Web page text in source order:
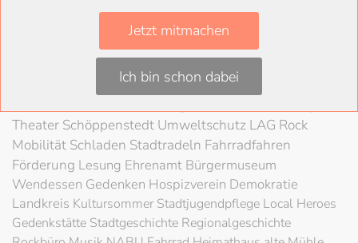
WolfenbüttelLessingtheaterAusstellung
Herzog August BibliothekNachhaltigkeit
KunstKunstvereinMuseumFestival
Braunschweigische LandschaftHAB
Theater Schöppenstedt Umweltschutz LAG Rock
Mobilität Schladen Stadtradeln Fahrradfahren
Förderung Lesung Ehrenamt Bürgermuseum
Wendessen Gedenken Hospizverein Demokratie
Landkreis KultursommerStadtjugendpflege Local Heroes
Gedenkstätte Stadtgeschichte Regionalgeschichte
Jetzt mitmachen
Ich bin schon dabei